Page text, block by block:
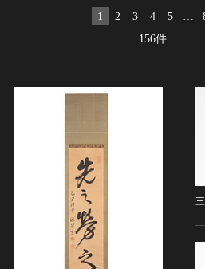
全国の美術館・博物館
動画で見る無形の文化財
博
こ
関
サ
サ
156件
1 2 3 4 5
時代を選択
旧石器 [日本]
縄文 [日本]
分野を選択